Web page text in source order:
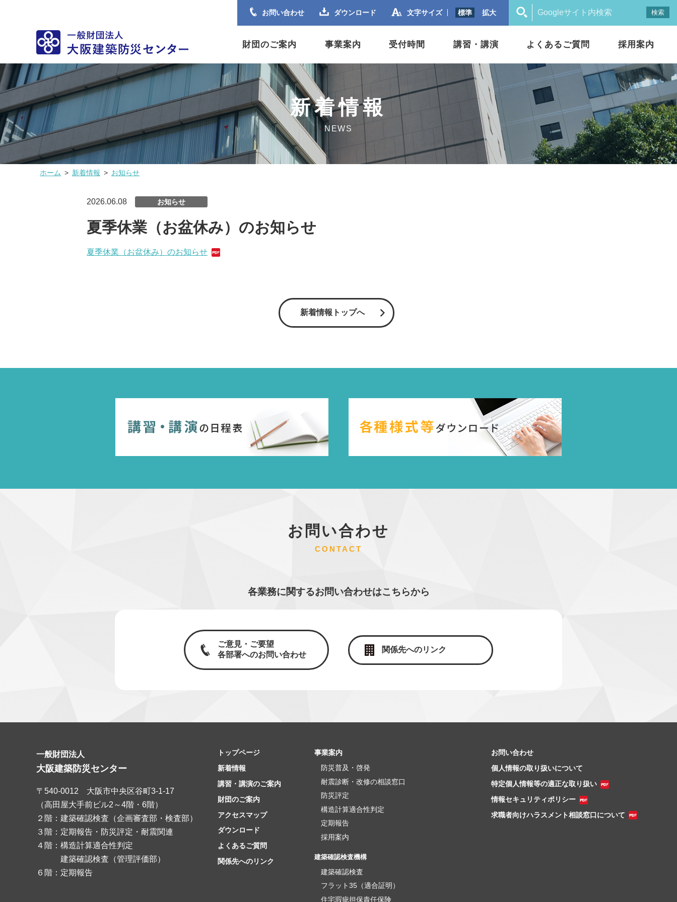
お問い合わせ ダウンロード 文字サイズ 標準 拡大
財団のご案内 事業案内 受付時間 講習・講演 よくあるご質問 採用案内
新着情報
NEWS
ホーム > 新着情報 > お知らせ
2026.06.08 お知らせ
夏季休業（お盆休み）のお知らせ
夏季休業（お盆休み）のお知らせ
新着情報トップへ
お問い合わせ
CONTACT
各業務に関するお問い合わせはこちらから
ご意見・ご要望
各部署へのお問い合わせ
関係先へのリンク
一般財団法人
大阪建築防災センター
〒540-0012 大阪市中央区谷町3-1-17
（高田屋大手前ビル2～4階・6階）
２階：建築確認検査（企画審査部・検査部）
３階：定期報告・防災評定・耐震関連
４階：構造計算適合性判定
建築確認検査（管理評価部）
６階：定期報告
トップページ
新着情報
講習・講演のご案内
財団のご案内
アクセスマップ
ダウンロード
よくあるご質問
関係先へのリンク
事業案内
防災普及・啓発
耐震診断・改修の相談窓口
防災評定
構造計算適合性判定
定期報告
採用案内
建築確認検査機構
建築確認検査
フラット35（適合証明）
住宅瑕疵担保責任保険
お問い合わせ
個人情報の取り扱いについて
特定個人情報等の適正な取り扱い
情報セキュリティポリシー
求職者向けハラスメント相談窓口について